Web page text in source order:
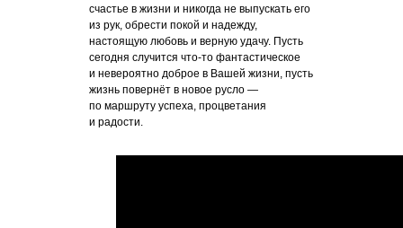
счастье в жизни и никогда не выпускать его
из рук, обрести покой и надежду,
настоящую любовь и верную удачу. Пусть
сегодня случится что-то фантастическое
и невероятно доброе в Вашей жизни, пусть
жизнь повернёт в новое русло —
по маршруту успеха, процветания
и радости.